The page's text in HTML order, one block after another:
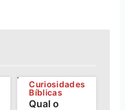
Curiosidades
Bíblicas
Qual o